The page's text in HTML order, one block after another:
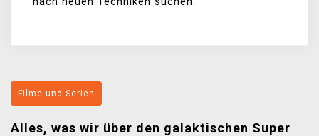
Filme und Serien
Alles, was wir über den galaktischen Super